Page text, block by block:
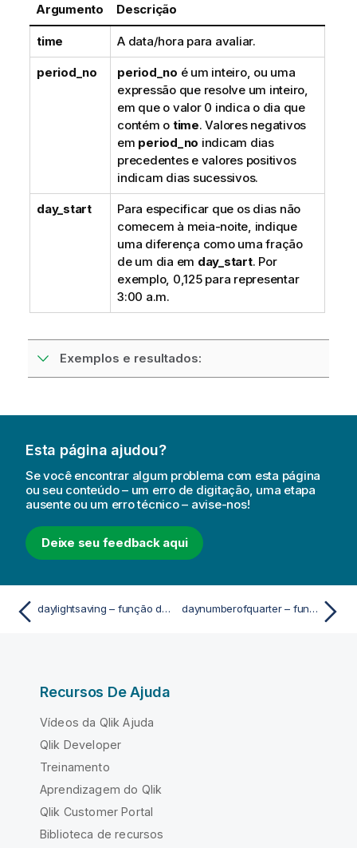
Argumento Descrição
time A data/hora para avaliar.
period_no period_no é um inteiro, ou uma
expressão que resolve um inteiro,
em que o valor 0 indica o dia que
contém o time. Valores negativos
em period_no indicam dias
precedentes e valores positivos
indicam dias sucessivos.
day_start
Para especificar que os dias não
comecem à meia-noite, indique
uma diferença como uma fração
de um dia em day_start. Por
exemplo, 0,125 para representar
3:00 a.m.
Exemplos e resultados:
Esta página ajudou?
Se você encontrar algum problema com esta página
ou seu conteúdo – um erro de digitação, uma etapa
ausente ou um erro técnico – avise-nos!
Deixe seu feedback aqui
daylightsaving – função de script e gráfico daynumberofquarter – função de script e gráfico
Recursos De Ajuda
Vídeos da Qlik Ajuda
Qlik Developer
Treinamento
Aprendizagem do Qlik
Qlik Customer Portal
Biblioteca de recursos